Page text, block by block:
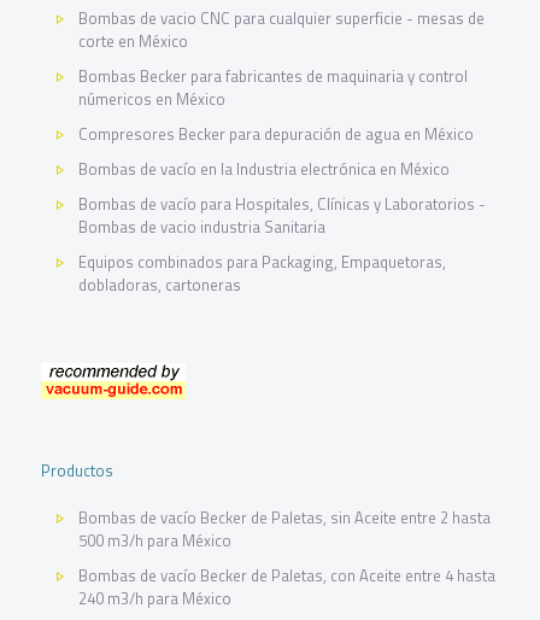
Bombas de vacio CNC para cualquier superficie - mesas de
corte en México
Bombas Becker para fabricantes de maquinaria y control
númericos en México
Compresores Becker para depuración de agua en México
Bombas de vacío en la Industria electrónica en México
Bombas de vacío para Hospitales, Clínicas y Laboratorios -
Bombas de vacio industria Sanitaria
Equipos combinados para Packaging, Empaquetoras,
dobladoras, cartoneras
Productos
Bombas de vacío Becker de Paletas, sin Aceite entre 2 hasta
500 m3/h para México
Bombas de vacío Becker de Paletas, con Aceite entre 4 hasta
240 m3/h para México